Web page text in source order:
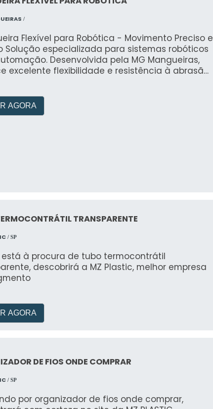
/
Flexível para Robótica - Movimento Preciso e
Solução especializada para sistemas robóticos
Desenvolvida pela MG Mangueiras,
excelente flexibilidade e resistência à abrasão,
repetitivos e ambientes industriais
Ideal para aplicações de precisão que
AGORA
TRANSPARENTE
/ SP
está à procura de tubo termocontrátil
descobrirá a MZ Plastic, melhor empresa
AGORA
DE FIOS ONDE COMPRAR
/ SP
por organizador de fios onde comprar,